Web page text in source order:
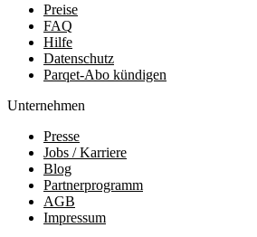
Preise
FAQ
Hilfe
Datenschutz
Parqet-Abo kündigen
Unternehmen
Presse
Jobs / Karriere
Blog
Partnerprogramm
AGB
Impressum